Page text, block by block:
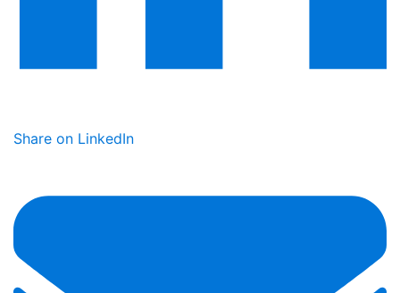
Share on LinkedIn